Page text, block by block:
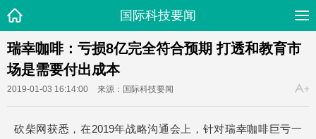
国际科技要闻
瑞幸咖啡：亏损8亿完全符合预期 打透和教育市
场是需要付出成本
2019-01-03 16:14:00 来源：国际科技要闻
砍柴网获悉， 在2019年战略沟通会上， 针对瑞幸咖啡巨亏一